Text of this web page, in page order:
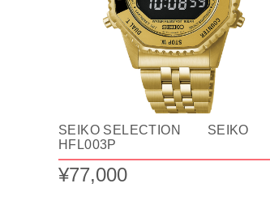
SEIKO SELECTION SEIKO
HFL003P
¥77,000